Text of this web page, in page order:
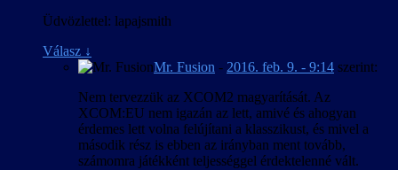
Üdvözlettel: lapajsmith
Válasz ↓
Mr. Fusion - 2016. feb. 9. - 9:14 szerint:
Nem tervezzük az XCOM2 magyarítását. Az
XCOM:EU nem igazán az lett, amivé és ahogyan
érdemes lett volna felújítani a klasszikust, és mivel a
második rész is ebben az irányban ment tovább,
számomra játékként teljességgel érdektelenné vált.